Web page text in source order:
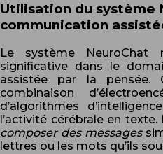
Utilisation du système
communication
Le système NeuroChat
significative dans le
assistée par la pensée.
combinaison
d’algorithmes
l’activité cérébrale en
composer des messages
lettres ou les mots qu’ils